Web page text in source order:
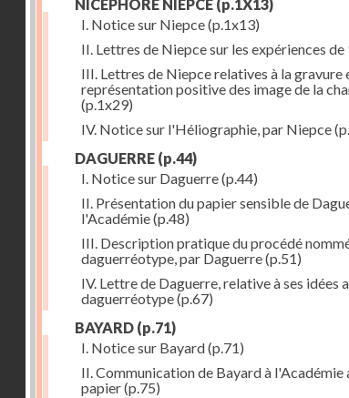
NICÉPHORE NIEPCE (p.1X13)
I. Notice sur Niepce(p.1x13)
II. Lettres de Niepce sur les expériences de
III. Lettres de Niepce relatives à la gravure
représentation positive des image de la
(p.1x29)
IV. Notice sur l'Héliographie, par Niepce
DAGUERRE (p.44)
I. Notice sur Daguerre(p.44)
II. Présentation du papier sensible de
l'Académie(p.48)
III. Description pratique du procédé
daguerréotype, par Daguerre(p.51)
IV. Lettre de Daguerre, relative à ses idées
daguerréotype(p.67)
BAYARD (p.71)
I. Notice sur Bayard(p.71)
II. Communication de Bayard à l'Académie
papier(p.75)